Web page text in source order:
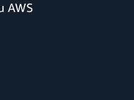
AWS